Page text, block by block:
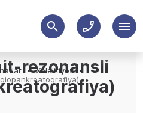
Xolelitiyoz
rezonansli